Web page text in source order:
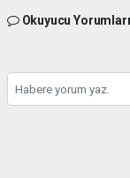
Okuyucu Yorumları